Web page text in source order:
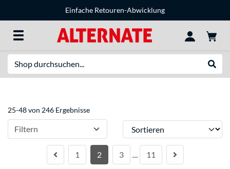
Einfache Retouren-Abwicklung
25-48 von 246 Ergebnisse
Filtern Sortieren
1 2 3 … 11